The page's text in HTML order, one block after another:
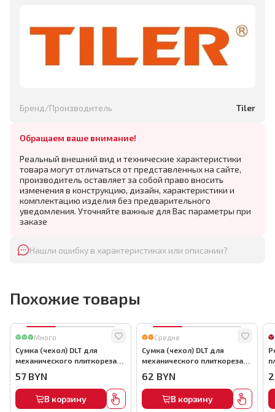
Бренд/Производитель Tiler
Обращаем ваше внимание!
Реальный внешний вид и технические характеристики
товара могут отличаться от представленных на сайте,
производитель оставляет за собой право вносить
изменения в конструкцию, дизайн, характеристики и
комплектацию изделия без предварительного
уведомления. Уточняйте важные для Вас параметры при
заказе
Нашли ошибку в характеристиках или описании?
Похожие товары
Много
Сумка (чехол) DLT для
механического плиткореза
57 BYN
В корзину
Средне
Сумка (чехол) DLT для
механического плиткореза
62 BYN
В корзину